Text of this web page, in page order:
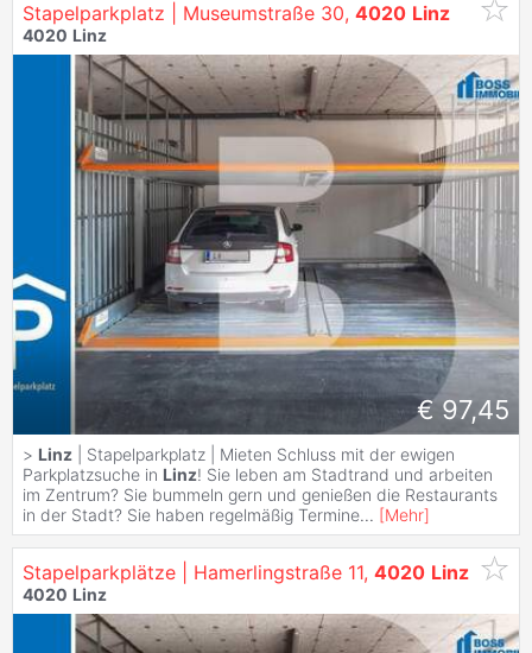
Stapelparkplatz | Museumstraße 30, 4020 Linz
4020 Linz
€ 97,45
> Linz | Stapelparkplatz | Mieten Schluss mit der ewigen
Parkplatzsuche in Linz! Sie leben am Stadtrand und arbeiten
im Zentrum? Sie bummeln gern und genießen die Restaurants
in der Stadt? Sie haben regelmäßig Termine... [Mehr]
Stapelparkplätze | Hamerlingstraße 11, 4020 Linz
4020 Linz